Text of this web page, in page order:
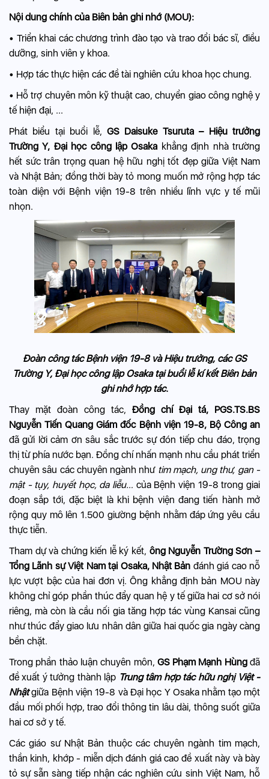
Nội dung chính của Biên bản ghi nhớ (MOU):
• Triển khai các chương trình đào tạo và trao đổi bác sĩ, điều
dưỡng, sinh viên y khoa.
• Hợp tác thực hiện các đề tài nghiên cứu khoa học chung.
• Hỗ trợ chuyên môn kỹ thuật cao, chuyển giao công nghệ y
tế hiện đại, ...
Phát biểu tại buổi lễ, GS Daisuke Tsuruta – Hiệu trưởng
Trường Y, Đại học công lập Osaka khẳng định nhà trường
hết sức trân trọng quan hệ hữu nghị tốt đẹp giữa Việt Nam
và Nhật Bản; đồng thời bày tỏ mong muốn mở rộng hợp tác
toàn diện với Bệnh viện 19-8 trên nhiều lĩnh vực y tế mũi
nhọn.
Đoàn công tác Bệnh viện 19-8 và Hiệu trưởng, các GS
Trường Y, Đại học công lập Osaka tại buổi lễ kí kết Biên bản
ghi nhớ hợp tác.
Thay mặt đoàn công tác, Đồng chí Đại tá, PGS.TS.BS
Nguyễn Tiến Quang Giám đốc Bệnh viện 19-8, Bộ Công an
đã gửi lời cảm ơn sâu sắc trước sự đón tiếp chu đáo, trọng
thị từ phía nước bạn. Đồng chí nhấn mạnh nhu cầu phát triển
chuyên sâu các chuyên ngành như tim mạch, ung thư, gan -
mật - tụy, huyết học, da liễu… của Bệnh viện 19-8 trong giai
đoạn sắp tới, đặc biệt là khi bệnh viện đang tiến hành mở
rộng quy mô lên 1.500 giường bệnh nhằm đáp ứng yêu cầu
thực tiễn.
Tham dự và chứng kiến lễ ký kết, ông Nguyễn Trường Sơn –
Tổng Lãnh sự Việt Nam tại Osaka, Nhật Bản đánh giá cao nỗ
lực vượt bậc của hai đơn vị. Ông khẳng định bản MOU này
không chỉ góp phần thúc đẩy quan hệ y tế giữa hai cơ sở nói
riêng, mà còn là cầu nối gia tăng hợp tác vùng Kansai cũng
như thúc đẩy giao lưu nhân dân giữa hai quốc gia ngày càng
bền chặt.
Trong phần thảo luận chuyên môn, GS Phạm Mạnh Hùngđã
đề xuất ý tưởng thành lập Trung tâm hợp tác hữu nghị Việt -
Nhậtgiữa Bệnh viện 19-8 và Đại học Y Osaka nhằm tạo một
đầu mối phối hợp, trao đổi thông tin lâu dài, thông suốt giữa
hai cơ sở y tế.
Các giáo sư Nhật Bản thuộc các chuyên ngành tim mạch,
thần kinh, khớp - miễn dịch đánh giá cao đề xuất này và bày
tỏ sự sẵn sàng tiếp nhận các nghiên cứu sinh Việt Nam, hỗ